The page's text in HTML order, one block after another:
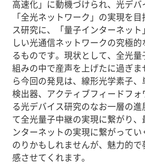
高速化」に動機づけられ、光デバ
「全光ネットワーク」の実現を
ス研究に、「量子インターネッ
しい光通信ネットワークの究極
るものです。現状として、全光
組みの中で産声を上げたに過ぎ
ら今回の発見は、線形光学素子
検出器、アクティブフィードフ
る光デバイス研究のなお一層の
て全光量子中継の実現に繋がり
ンターネットの実現に繋がって
のりかもしれませんが、魅力的
感させてくれます。